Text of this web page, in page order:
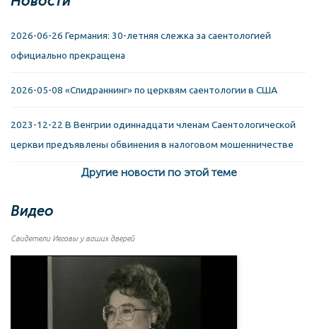
2026-06-26 Германия: 30-летняя слежка за саентологией
официально прекращена
2026-05-08 «Спидраннинг» по церквям саентологии в США
2023-12-22 В Венгрии одиннадцати членам Саентологической
церкви предъявлены обвинения в налоговом мошенничестве
Другие новости по этой теме
Видео
Свидетели Иеговы у ваших дверей